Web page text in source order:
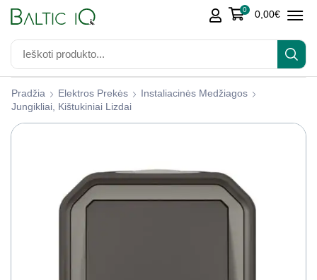
0 0,00€
Pradžia Elektros Prekės
Instaliacinės Medžiagos
Jungikliai, Kištukiniai Lizdai